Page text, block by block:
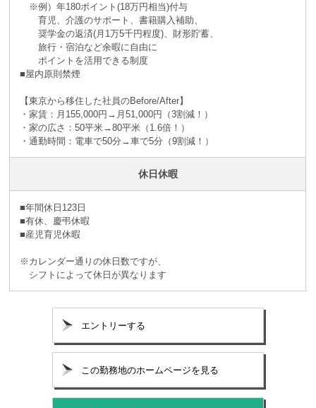
※例）年180ポイント(18万円相当)付与
育児、介護のサポート、書籍購入補助、
奨学金の返済(月1万5千円程度)、財形貯蓄、
旅行・宿泊など余暇に自由に
ポイントを活用できる制度
■屋内原則禁煙
【東京から移住した社員のBefore/After】
・家賃：月155,000円→月51,000円（3割減！）
・家の広さ：50平米→80平米（1.6倍！）
・通勤時間：電車で50分→車で5分（9割減！）
休日休暇
■年間休日123日
■有休、慶弔休暇
■産児育児休暇
※カレンダー通りの休日数ですが、
シフトによって休日が異なります
エントリーする
この勤務地のホームページを見る